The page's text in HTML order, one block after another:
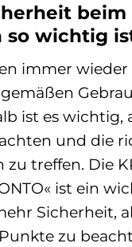
so wichtig
immer wieder
ist es wichtig,
und die
treffen. Die
ist ein
Sicherheit,
zu